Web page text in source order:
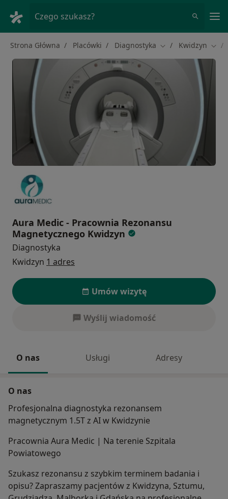
Czego szukasz?
Strona Główna Placówki Diagnostyka Zmień miasto
Kwidzyn
Aura Medic - Pracownia Rezonansu
Magnetycznego Kwidzyn
Diagnostyka
Kwidzyn 1 adres
Umów wizytę
Wyślij wiadomość
O nas Usługi Adresy
O nas
Profesjonalna diagnostyka rezonansem
magnetycznym 1.5T z AI w Kwidzynie
Pracownia Aura Medic | Na terenie Szpitala
Powiatowego
Szukasz rezonansu z szybkim terminem badania i
opisu? Zapraszamy pacjentów z Kwidzyna, Sztumu,